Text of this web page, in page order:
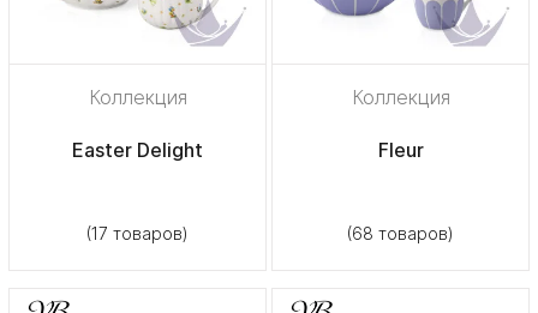
Коллекция
Easter Delight
(17 товаров)
Коллекция
Fleur
(68 товаров)